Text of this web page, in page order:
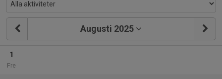
Augusti 2025
1
Fre